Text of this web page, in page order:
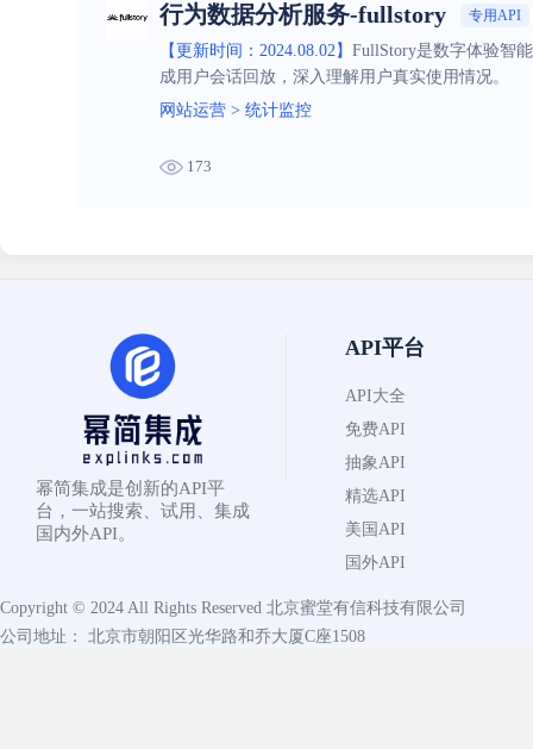
行为数据分析服务-fullstory 专用API
【更新时间：2024.08.02】 FullStory是数字体验智
成用户会话回放，深入理解用户真实使用情况。
网站运营 > 统计监控
173
幂简集成是创新的API平
台，一站搜索、试用、集成
国内外API。
API平台
API大全
免费API
抽象API
精选API
美国API
国外API
Copyright © 2024 All Rights Reserved 北京蜜堂有信科技有限公司
公司地址： 北京市朝阳区光华路和乔大厦C座1508